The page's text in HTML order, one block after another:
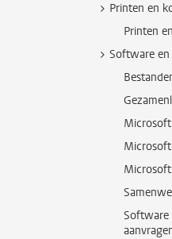
Printen en
Printen
Software
Microsoft
Software